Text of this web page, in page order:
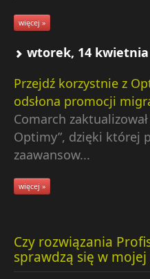
więcej »
wtorek, 14 kwietnia
Przejdź korzystnie z
odsłona promocji
Comarch
Optimy”, dzięki której
zaawansow...
więcej »
Czy rozwiązania
sprawdzą się w